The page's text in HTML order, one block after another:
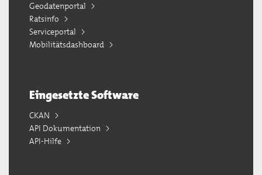
Geodatenportal
Ratsinfo
Serviceportal
Mobilitätsdashboard
Eingesetzte Software
CKAN
API Dokumentation
API-Hilfe